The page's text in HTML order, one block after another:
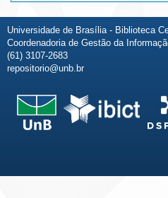
Universidade de Brasília - Biblioteca
Coordenadoria de Gestão da
(61) 3107-2683
repositorio@unb.br